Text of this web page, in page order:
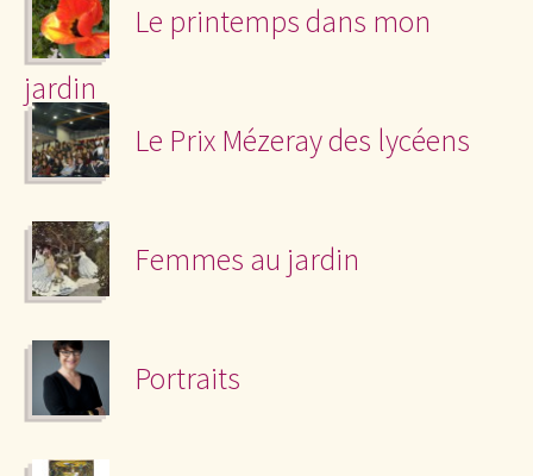
Le printemps dans mon
jardin
Le Prix Mézeray des lycéens
Femmes au jardin
Portraits